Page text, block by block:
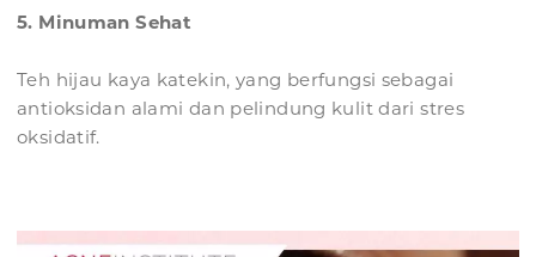
5. Minuman Sehat
Teh hijau kaya katekin, yang berfungsi sebagai
antioksidan alami dan pelindung kulit dari stres
oksidatif.